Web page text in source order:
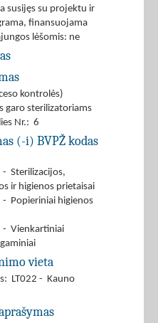
susijęs su projektu ir
finansuojama
lėšomis: ne
kontrolės)
garo sterilizatoriams
Nr.: 6
(-i) BVPŽ kodas
- Sterilizacijos,
ir higienos prietaisai
- Popieriniai higienos
- Vienkartiniai
vieta
LT022 - Kauno